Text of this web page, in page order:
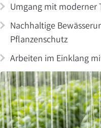
Umgang mit moderner
Nachhaltige
Pflanzenschutz
Arbeiten im Einklang